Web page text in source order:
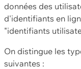
données des
d'identifiants en
"identifiants
On distingue les
suivantes :